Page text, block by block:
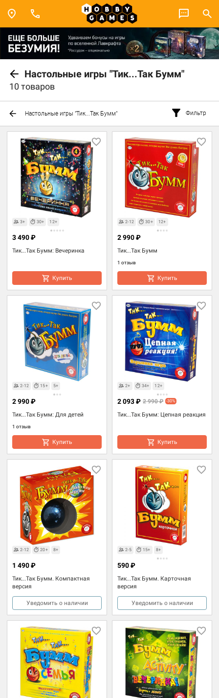
Настольные игры "Тик...Так Бумм"
10 товаров
Настольные игры "Тик...Так Бумм" Фильтр
3+ 30+ 12+
Тик...Так Бумм: Вечеринка
3 490 ₽
Купить
2-12 30+ 12+
Тик...Так Бумм
1 отзыв
2 990 ₽
Купить
2-12 15+ 5+
Тик...Так Бумм: Для детей
1 отзыв
2 990 ₽
Купить
2+ 34+ 12+
Тик...Так Бумм: Цепная реакция
2 093 ₽ 2 990 ₽ -30%
Купить
2-12 20+ 8+
Тик...Так Бумм. Компактная
версия
1 490 ₽
Уведомить о наличии
2-5 15+ 8+
Тик...Так Бумм. Карточная
версия
590 ₽
Уведомить о наличии